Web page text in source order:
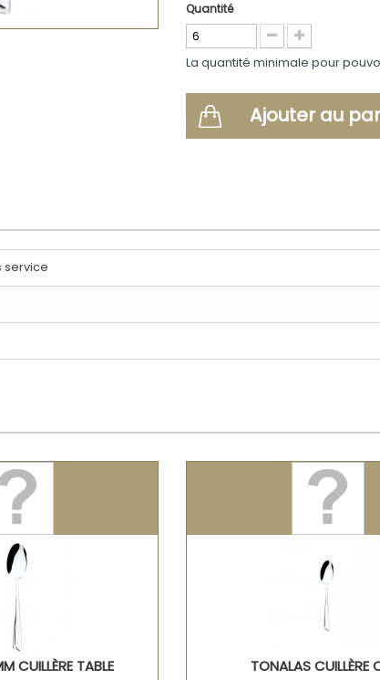
Quantité
La quantité minimale pour
Ajouter au
service
CUILLÈRE TABLE TONALAS CUILLÈRE